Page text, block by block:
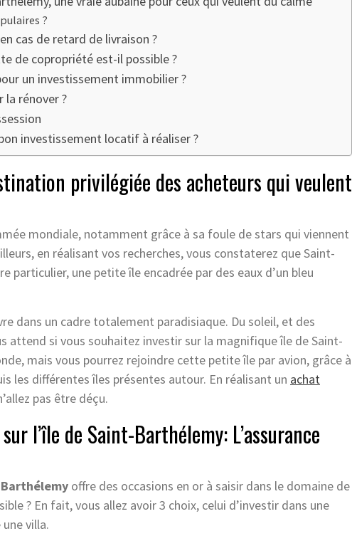
?
cas de retard de livraison ?
de copropriété est-il possible ?
un investissement immobilier ?
la rénover ?
investissement locatif à réaliser ?
privilégiée des acheteurs qui veulent
mondiale, notamment grâce à sa foule de stars qui viennent
en réalisant vos recherches, vous constaterez que Saint-
particulier, une petite île encadrée par des eaux d’un bleu
dans un cadre totalement paradisiaque. Du soleil, et des
attend si vous souhaitez investir sur la magnifique île de Saint-
mais vous pourrez rejoindre cette petite île par avion, grâce à
les différentes îles présentes autour. En réalisant un achat
pas être déçu.
l’île de Saint-Barthélemy: L’assurance
offre des occasions en or à saisir dans le domaine de
? En fait, vous allez avoir 3 choix, celui d’investir dans une
villa.